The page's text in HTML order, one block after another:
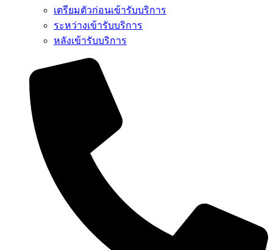
เตรียมตัวก่อนเข้ารับบริการ
ระหว่างเข้ารับบริการ
หลังเข้ารับบริการ